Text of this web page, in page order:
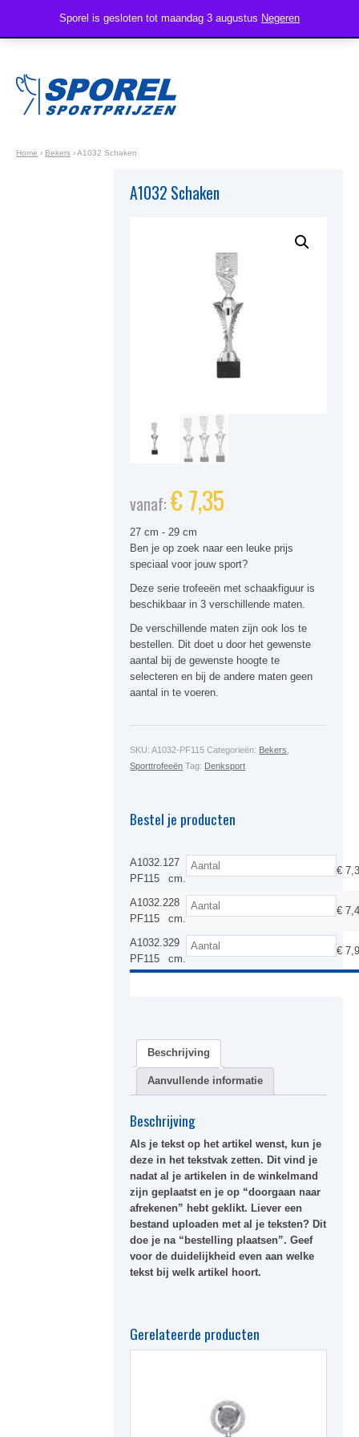
Home › Bekers ›A1032 Schaken
A1032 Schaken
vanaf:€7,35
27 cm - 29 cm
Ben je op zoek naar een leuke prijs
speciaal voor jouw sport?
Deze serie trofeeën met schaakfiguur is
beschikbaar in 3 verschillende maten.
De verschillende maten zijn ook los te
bestellen. Dit doet u door het gewenste
aantal bij de gewenste hoogte te
selecteren en bij de andere maten geen
aantal in te voeren.
SKU:A1032-PF115 Categorieën: Bekers
Sporttrofeeën Tag: Denksport
Bestel je producten
A1032.1
PF115
27
cm.
€
A1032.2
PF115
28
cm.
€
A1032.3
PF115
29
cm.
€
Beschrijving
Aanvullende informatie
Beschrijving
Als je tekst op het artikel wenst, kun je
deze in het tekstvak zetten. Dit vind je
nadat al je artikelen in de winkelmand
zijn geplaatst en je op “doorgaan naar
afrekenen” hebt geklikt. Liever een
bestand uploaden met al je teksten? Dit
doe je na “bestelling plaatsen”. Geef
voor de duidelijkheid even aan welke
tekst bij welk artikel hoort.
Gerelateerde producten
Sporel is gesloten tot maandag 3 augustus Negeren